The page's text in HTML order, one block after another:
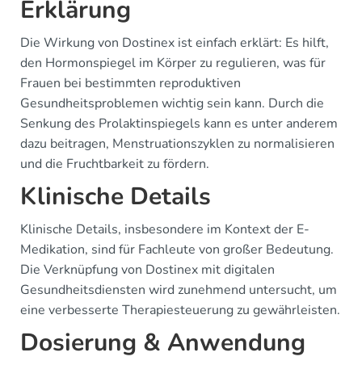
Erklärung
Die Wirkung von Dostinex ist einfach erklärt: Es hilft,
den Hormonspiegel im Körper zu regulieren, was für
Frauen bei bestimmten reproduktiven
Gesundheitsproblemen wichtig sein kann. Durch die
Senkung des Prolaktinspiegels kann es unter anderem
dazu beitragen, Menstruationszyklen zu normalisieren
und die Fruchtbarkeit zu fördern.
Klinische Details
Klinische Details, insbesondere im Kontext der E-
Medikation, sind für Fachleute von großer Bedeutung.
Die Verknüpfung von Dostinex mit digitalen
Gesundheitsdiensten wird zunehmend untersucht, um
eine verbesserte Therapiesteuerung zu gewährleisten.
Dosierung & Anwendung